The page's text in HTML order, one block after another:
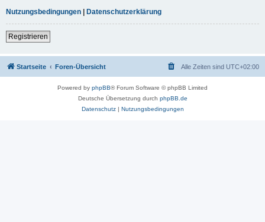
Nutzungsbedingungen | Datenschutzerklärung
Registrieren
Startseite Foren-Übersicht Alle Zeiten sind UTC+02:00
Powered by phpBB® Forum Software © phpBB Limited
Deutsche Übersetzung durch phpBB.de
Datenschutz| Nutzungsbedingungen